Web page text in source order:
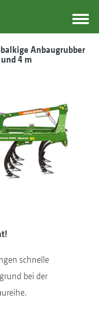
Anbaugrubber
4 m
schnelle
bei der